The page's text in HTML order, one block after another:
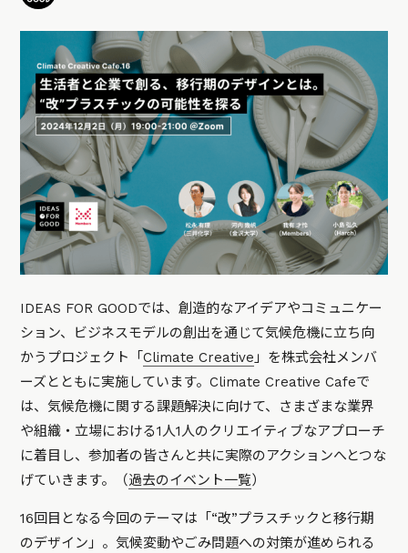
IDEAS FOR GOODでは、創造的なアイデアやコミュニケー
ション、ビジネスモデルの創出を通じて気候危機に立ち向
かうプロジェクト「Climate Creative 」を株式会社メンバ
ーズとともに実施しています。Climate Creative Cafeで
は、気候危機に関する課題解決に向けて、さまざまな業界
や組織・立場における1人1人のクリエイティブなアプローチ
に着目し、参加者の皆さんと共に実際のアクションへとつな
げていきます。（過去のイベント一覧）
16回目となる今回のテーマは「“改”プラスチックと移行期
のデザイン」。気候変動やごみ問題への対策が進められる